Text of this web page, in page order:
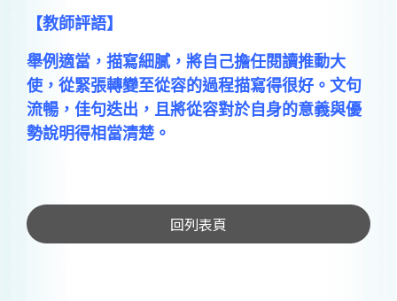
【教師評語】
舉例適當，描寫細膩，將自己擔任閱讀推動大
使，從緊張轉變至從容的過程描寫得很好。文句
流暢，佳句迭出，且將從容對於自身的意義與優
勢說明得相當清楚。
回列表頁